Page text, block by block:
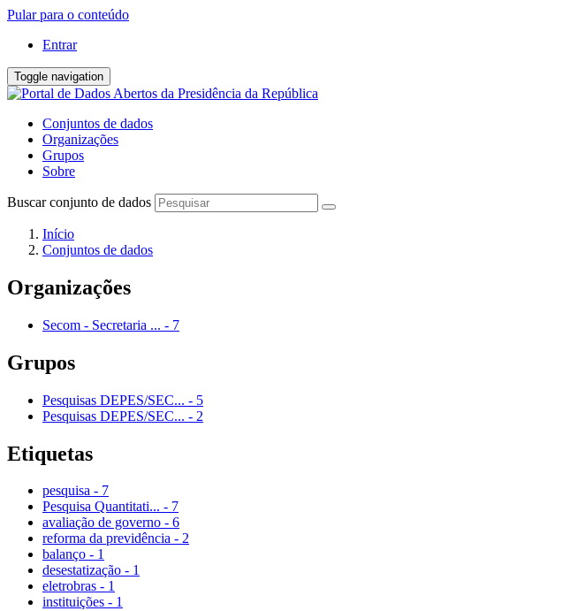
Pular para o conteúdo
Entrar
Toggle navigation
Conjuntos de dados
Organizações
Grupos
Sobre
Buscar conjunto de dados
Início
Conjuntos de dados
Organizações
Secom - Secretaria ... - 7
Grupos
Pesquisas DEPES/SEC... - 5
Pesquisas DEPES/SEC... - 2
Etiquetas
pesquisa - 7
Pesquisa Quantitati... - 7
avaliação de governo - 6
reforma da previdência - 2
balanço - 1
desestatização - 1
eletrobras - 1
instituições - 1